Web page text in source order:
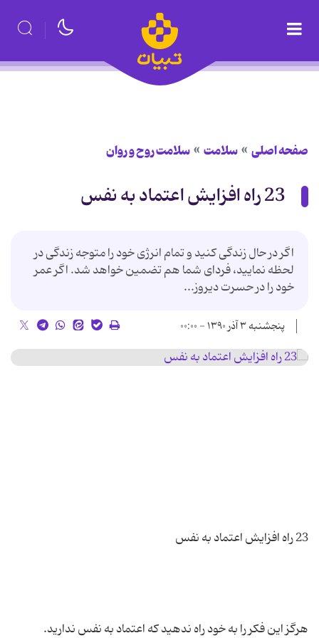
صفحه اصلی سلامت سلامت روح و روان
23 راه افزايش اعتماد به نفس
اگر در حال زندگی کنید و تمام انرژی خود را متوجه زندگی در
لحظه نمایید، فردای شما هم تضمین خواهد شد. اگر عمر
خود را در حسرت دیروز...
پنجشنبه ۳ آذر ۱۳۹۰ - ۰۰:۰۰
هرگز این فکر را به خود راه ندهید که اعتماد به نفس ندارید.